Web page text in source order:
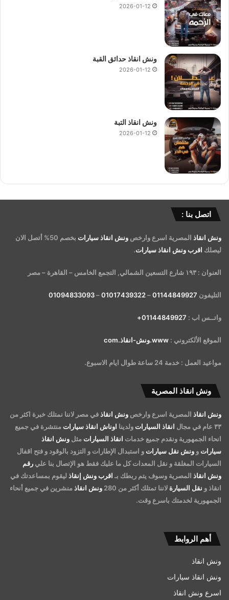
2026-01-12
ونش انقاذ حدائق القبة
2026-01-12
ونش انقاذ التبة
2026-01-12
اتصل بنا :
ونش انقاذ المصرية اسرع وارخص ونش انقاذ سيارات
بخصم 50% أتصل الان
ليصلك اقرب ونش انقاذ سيارات.
العنوان : ١٩٣ شارع التسعين الشمالي, التجمع الخامس – القاهرة – مصر
التليفون 01144849927
–
01017439322
–
01094833093
واتــس اب : 01144849927+
الموقع الألكتروني : www.ونش-انقاذ.com
مواعيد العمل : خدمة 24 ساعة طوال ايام الاسبوع.
ونش انقاذ المصرية
ونش انقاذ المصرية اسرع وارخص ونش انقاذفي مصر لاننا نمتلك خبرة اكثر من
٣٣ عام في مجال
انقاذ السيارات ولدينا اوناش انقاذ سيارات منتشرة في جميع
انحاء الجمهورية ونقدم جميع خدمات انقاذ السيارات مثل ونش انقاذ
سيارات و ونش نقل سيارات و استبدال الإطارات و التزود بالوقود و فتح اقفال
السيارات المغلقة و نقل المعدات كل ما عليك فقط هو الإتصال بنا علي رقم
ونش انقاذ المصرية وسوف يتم ربطك بـ اقرب ونش إنقاذ ليقوم بمساعدتك في
انقاذ و نقل السيارة لاننا تمتلك أكثر من 280 ونش انقاذمنشرين في جميع أنحاء
الجمهورية لخدمتك باسرع وقت.
أهم الروابط
ونش انقاذ
ونش انقاذ سيارات
اسرع ونش انقاذ